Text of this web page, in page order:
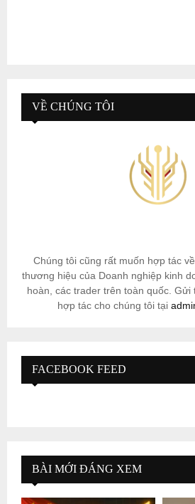
VỀ CHÚNG TÔI
Chúng tôi cũng rất muốn hợp tác
thương hiệu của Doanh nghiệp kinh
hoàn, các trader trên toàn quốc. Gửi
hợp tác cho chúng tôi tại
FACEBOOK FEED
BÀI MỚI ĐÁNG XEM